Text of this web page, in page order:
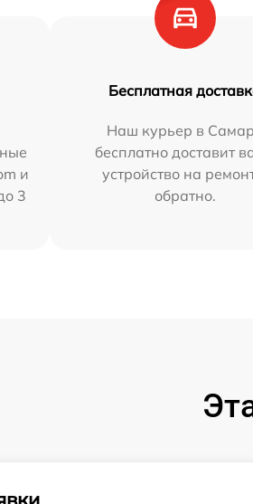
и
3
Бесплатная
Наш курьер в
бесплатно доставит
устройство на
обратно.